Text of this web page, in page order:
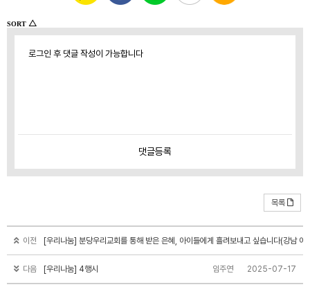
SORT △
로그인 후 댓글 작성이 가능합니다
댓글등록
목록
이전 [우리나눔] 분당우리교회를 통해 받은 은혜, 아이들에게 흘려보내고 싶습니다(강남 아
2025-07-17
임주연
다음 [우리나눔] 4행시